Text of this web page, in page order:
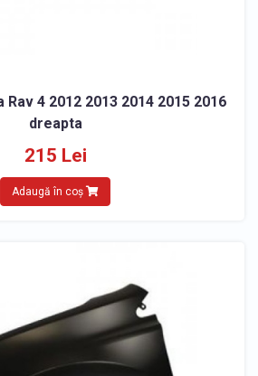
4 2012 2013 2014 2015 2016
dreapta
215 Lei
Adaugă în coș